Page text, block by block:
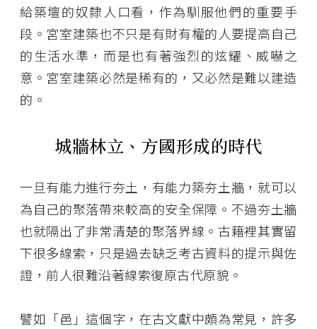
給築壇的奴隸人口看，作為馴服他們的重要手
段。宮室建築也不只是有財有權的人要提高自己
的生活水準，而是也有著強烈的炫耀、威嚇之
意。宮室建築必然是稀有的，又必然是難以建造
的。
城牆林立、方國形成的時代
一旦有能力進行夯土，有能力築夯土牆，就可以
為自己的聚落帶來較高的安全保障。不過夯土牆
也就隔出了非常清楚的聚落界線。古籍裡其實留
下很多線索，只是過去缺乏考古資料的提示與佐
證，前人很難沿著線索復原古代原貌。
譬如「邑」這個字，在古文獻中頗為常見，許多